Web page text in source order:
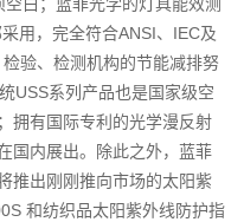
用，完全符合ANSI、IEC及
验、检测机构的节能减排努
USS系列产品也是国家级空
拥有国际专利的光学漫反射
国内展出。除此之外，蓝菲
推出刚刚推向市场的太阳紫
和纺织品太阳紫外线防护指